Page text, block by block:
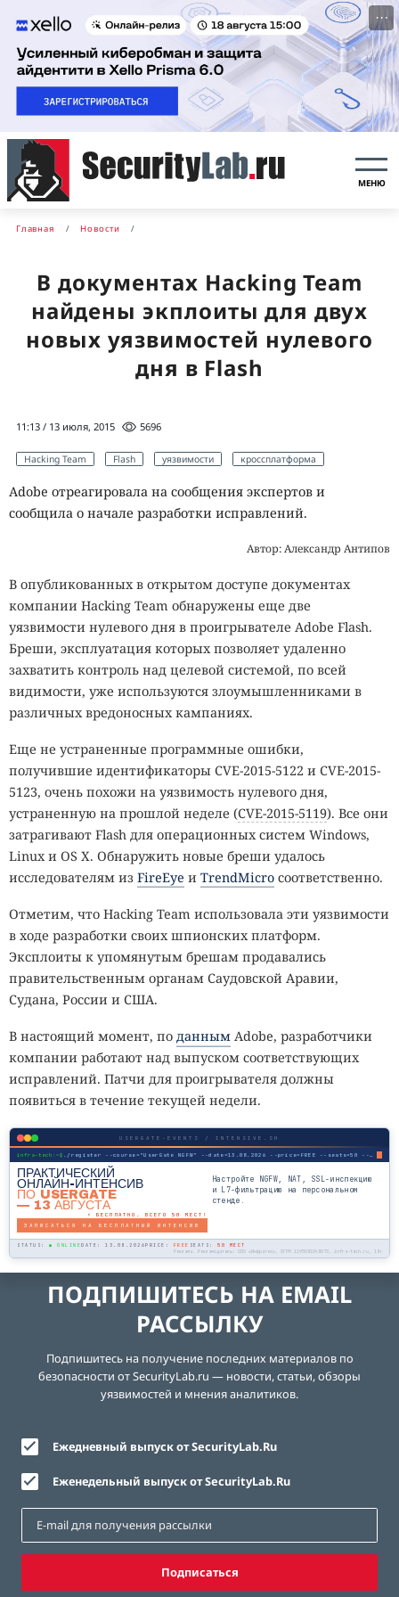
···
МЕНЮ
Главная Новости
В документах Hacking Team
найдены экплоиты для двух
новых уязвимостей нулевого
дня в Flash
11:13 / 13 июля, 2015 5696
Hacking Team Flash уязвимости кроссплатформа
Adobe отреагировала на сообщения экспертов и
сообщила о начале разработки исправлений.
Автор: Александр Антипов
В опубликованных в открытом доступе документах
компании Hacking Team обнаружены еще две
уязвимости нулевого дня в проигрывателе Adobe Flash.
Бреши, эксплуатация которых позволяет удаленно
захватить контроль над целевой системой, по всей
видимости, уже используются злоумышленниками в
различных вредоносных кампаниях.
Еще не устраненные программные ошибки,
получившие идентификаторы CVE-2015-5122 и CVE-2015-
5123, очень похожи на уязвимость нулевого дня,
устраненную на прошлой неделе (CVE-2015-5119). Все они
затрагивают Flash для операционных систем Windows,
Linux и OS X. Обнаружить новые бреши удалось
исследователям из FireEye и TrendMicro соответственно.
Отметим, что Hacking Team использовала эти уязвимости
в ходе разработки своих шпионских платформ.
Эксплоиты к упомянутым брешам продавались
правительственным органам Саудовской Аравии,
Судана, России и США.
В настоящий момент, по данным Adobe, разработчики
компании работают над выпуском соответствующих
исправлений. Патчи для проигрывателя должны
появиться в течение текущей недели.
USERGATE-EVENTS / INTENSIVE.SH
infra-tech:~$ ./register --course="UserGate NGFW" --date=13.08.2026 --price=FREE --seats=50 --mode=online
ПРАКТИЧЕСКИЙ
ОНЛАЙН-ИНТЕНСИВ
ПО USERGATE
— 13 АВГУСТА
Настройте NGFW, NAT, SSL-инспекцию
и L7-фильтрацию на персональном
стенде.
⚡ БЕСПЛАТНО. ВСЕГО 50 МЕСТ!
ЗАПИСАТЬСЯ НА БЕСПЛАТНЫЙ ИНТЕНСИВ
STATUS: ● ONLINEDATE: 13.08.2026PRICE: FREE SEATS: 50 МЕСТ
Реклама. Рекламодатель: ООО «Инфратех», ОГРН 1195081048073, infra-tech.ru, 18+
ПОДПИШИТЕСЬ НА EMAIL
РАССЫЛКУ
Подпишитесь на получение последних материалов по
безопасности от SecurityLab.ru — новости, статьи, обзоры
уязвимостей и мнения аналитиков.
Ежедневный выпуск от SecurityLab.Ru
Еженедельный выпуск от SecurityLab.Ru
Подписаться